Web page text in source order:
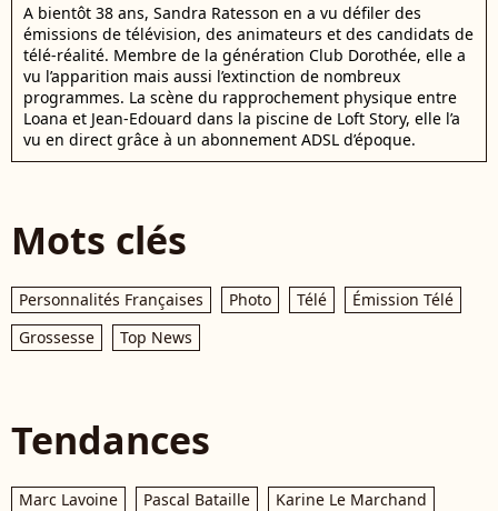
A bientôt 38 ans, Sandra Ratesson en a vu défiler des
émissions de télévision, des animateurs et des candidats de
télé-réalité. Membre de la génération Club Dorothée, elle a
vu l’apparition mais aussi l’extinction de nombreux
programmes. La scène du rapprochement physique entre
Loana et Jean-Edouard dans la piscine de Loft Story, elle l’a
vu en direct grâce à un abonnement ADSL d’époque.
Mots clés
Personnalités Françaises Photo Télé
Émission Télé
Grossesse
Top News
Tendances
Marc Lavoine Pascal Bataille
Karine Le Marchand